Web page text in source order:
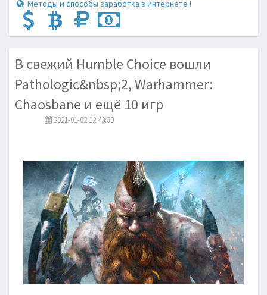
Методы и способы заработка в интернете !
В свежий Humble Choice вошли
Pathologic&nbsp;2, Warhammer:
Chaosbane и ещё 10 игр
2021-01-02 12:43:39